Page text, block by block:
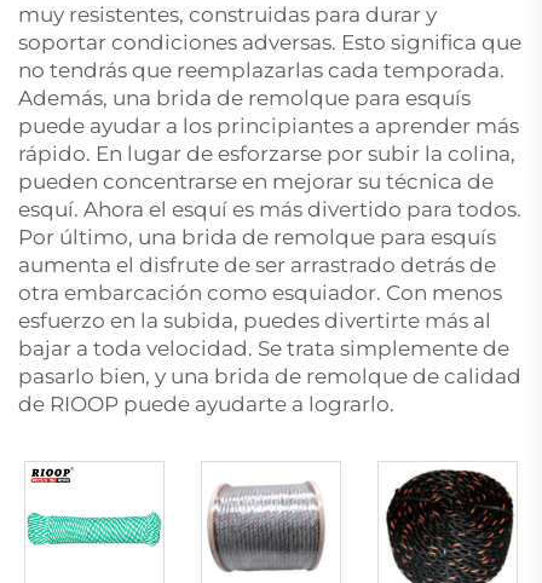
muy resistentes, construidas para durar y
soportar condiciones adversas. Esto significa que
no tendrás que reemplazarlas cada temporada.
Además, una brida de remolque para esquís
puede ayudar a los principiantes a aprender más
rápido. En lugar de esforzarse por subir la colina,
pueden concentrarse en mejorar su técnica de
esquí. Ahora el esquí es más divertido para todos.
Por último, una brida de remolque para esquís
aumenta el disfrute de ser arrastrado detrás de
otra embarcación como esquiador. Con menos
esfuerzo en la subida, puedes divertirte más al
bajar a toda velocidad. Se trata simplemente de
pasarlo bien, y una brida de remolque de calidad
de RIOOP puede ayudarte a lograrlo.